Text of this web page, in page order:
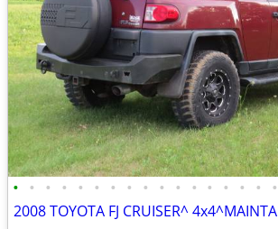
• • • • • • • • • • • • • • • • •